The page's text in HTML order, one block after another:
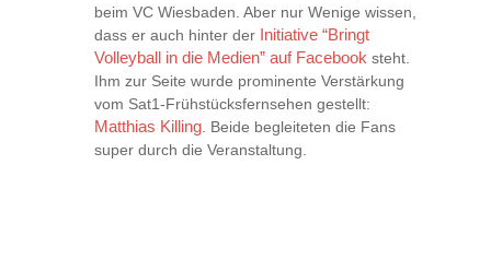
beim VC Wiesbaden. Aber nur Wenige wissen,
dass er auch hinter der Initiative “Bringt
Volleyball in die Medien” auf Facebook steht.
Ihm zur Seite wurde prominente Verstärkung
vom Sat1-Frühstücksfernsehen gestellt:
Matthias Killing. Beide begleiteten die Fans
super durch die Veranstaltung.